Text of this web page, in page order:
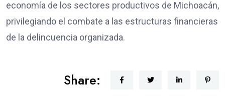
economía de los sectores productivos de Michoacán,
privilegiando el combate a las estructuras financieras
de la delincuencia organizada.
Share: